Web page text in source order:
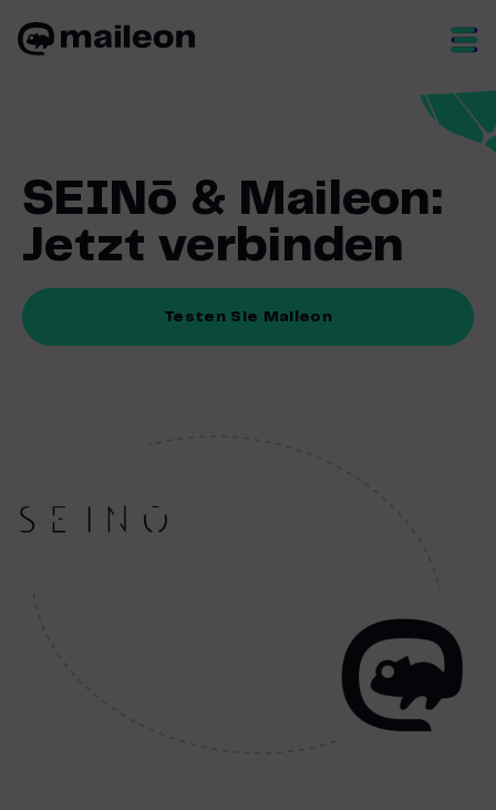
SEINō & Maileon:
Jetzt verbinden
Testen Sie Maileon